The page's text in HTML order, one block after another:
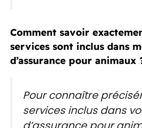
Comment savoir
services sont inclus dans
d’assurance pour animaux
Pour connaître
services inclus dans